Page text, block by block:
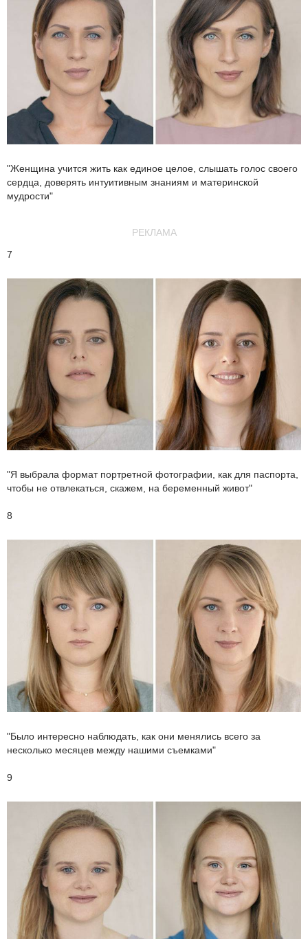
"Женщина учится жить как единое целое, слышать голос своего
сердца, доверять интуитивным знаниям и материнской
мудрости"
РЕКЛАМА
7
"Я выбрала формат портретной фотографии, как для паспорта,
чтобы не отвлекаться, скажем, на беременный живот"
8
"Было интересно наблюдать, как они менялись всего за
несколько месяцев между нашими съемками"
9